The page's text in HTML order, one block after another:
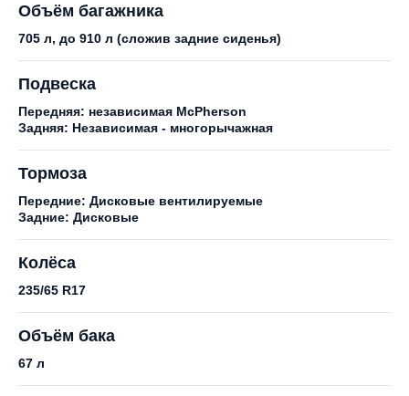
Объём багажника
705 л, до 910 л (сложив задние сиденья)
Подвеска
Передняя: независимая McPherson
Задняя: Независимая - многорычажная
Тормоза
Передние: Дисковые вентилируемые
Задние: Дисковые
Колёса
235/65 R17
Объём бака
67 л